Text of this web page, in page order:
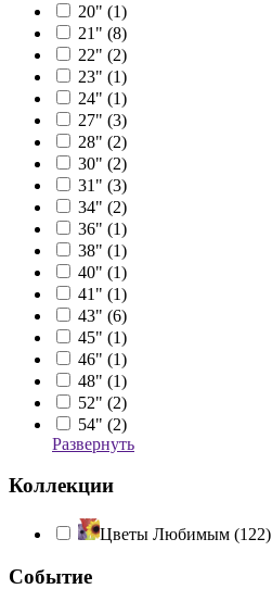
20" (1)
21" (8)
22" (2)
23" (1)
24" (1)
27" (3)
28" (2)
30" (2)
31" (3)
34" (2)
36" (1)
38" (1)
40" (1)
41" (1)
43" (6)
45" (1)
46" (1)
48" (1)
52" (2)
54" (2)
Развернуть
Коллекции
Цветы Любимым (122)
Событие